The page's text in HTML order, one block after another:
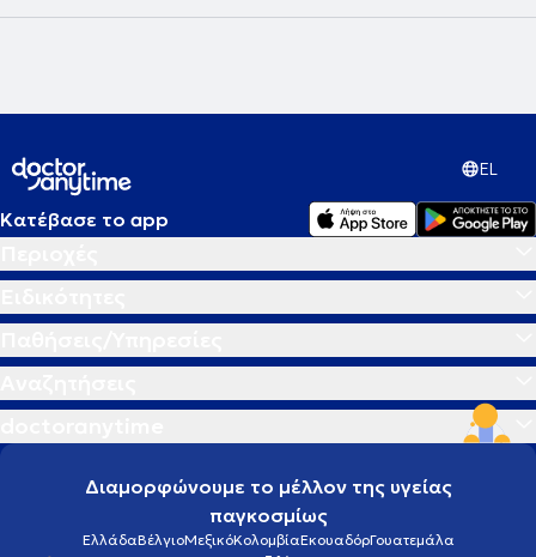
EL
Κατέβασε το app
Διαμορφώνουμε το μέλλον της υγείας
παγκοσμίως
ΕλλάδαΒέλγιοΜεξικόΚολομβίαΕκουαδόρΓουατεμάλα